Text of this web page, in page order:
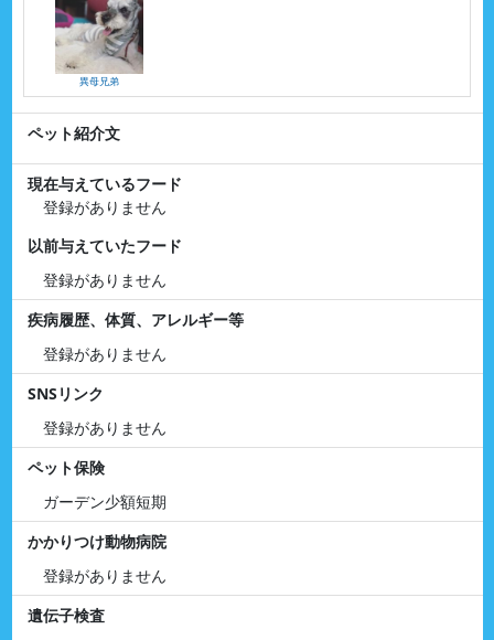
異母兄弟
ペット紹介文
現在与えているフード
登録がありません
以前与えていたフード
登録がありません
疾病履歴、体質、アレルギー等
登録がありません
SNSリンク
登録がありません
ペット保険
ガーデン少額短期
かかりつけ動物病院
登録がありません
遺伝子検査